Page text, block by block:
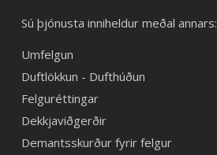
Sú þjónusta inniheldur meðal annars:
Umfelgun
Duftlökkun - Dufthúðun
Felguréttingar
Dekkjaviðgerðir
Demantsskurður fyrir felgur